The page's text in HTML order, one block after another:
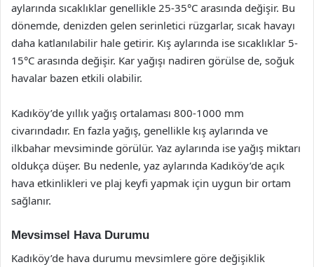
aylarında sıcaklıklar genellikle 25-35°C arasında değişir. Bu
dönemde, denizden gelen serinletici rüzgarlar, sıcak havayı
daha katlanılabilir hale getirir. Kış aylarında ise sıcaklıklar 5-
15°C arasında değişir. Kar yağışı nadiren görülse de, soğuk
havalar bazen etkili olabilir.
Kadıköy’de yıllık yağış ortalaması 800-1000 mm
civarındadır. En fazla yağış, genellikle kış aylarında ve
ilkbahar mevsiminde görülür. Yaz aylarında ise yağış miktarı
oldukça düşer. Bu nedenle, yaz aylarında Kadıköy’de açık
hava etkinlikleri ve plaj keyfi yapmak için uygun bir ortam
sağlanır.
Mevsimsel Hava Durumu
Kadıköy’de hava durumu mevsimlere göre değişiklik